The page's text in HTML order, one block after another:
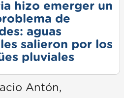
hizo emerger un
de
aguas
salieron por los
pluviales
Antón,